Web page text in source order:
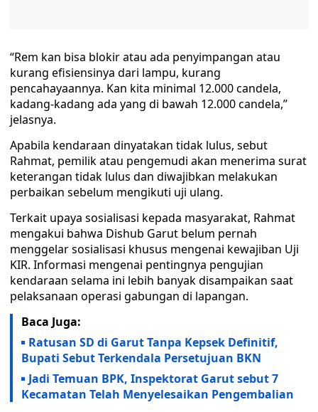
“Rem kan bisa blokir atau ada penyimpangan atau
kurang efisiensinya dari lampu, kurang
pencahayaannya. Kan kita minimal 12.000 candela,
kadang-kadang ada yang di bawah 12.000 candela,”
jelasnya.
Apabila kendaraan dinyatakan tidak lulus, sebut
Rahmat, pemilik atau pengemudi akan menerima surat
keterangan tidak lulus dan diwajibkan melakukan
perbaikan sebelum mengikuti uji ulang.
Terkait upaya sosialisasi kepada masyarakat, Rahmat
mengakui bahwa Dishub Garut belum pernah
menggelar sosialisasi khusus mengenai kewajiban Uji
KIR. Informasi mengenai pentingnya pengujian
kendaraan selama ini lebih banyak disampaikan saat
pelaksanaan operasi gabungan di lapangan.
Baca Juga:
Ratusan SD di Garut Tanpa Kepsek Definitif,
Bupati Sebut Terkendala Persetujuan BKN
Jadi Temuan BPK, Inspektorat Garut sebut 7
Kecamatan Telah Menyelesaikan Pengembalian